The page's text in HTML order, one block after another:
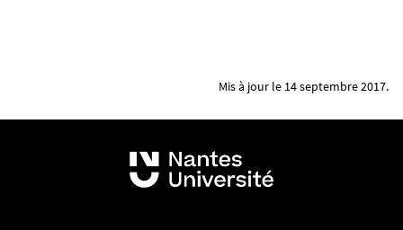
Mis à jour le 14 septembre 2017.